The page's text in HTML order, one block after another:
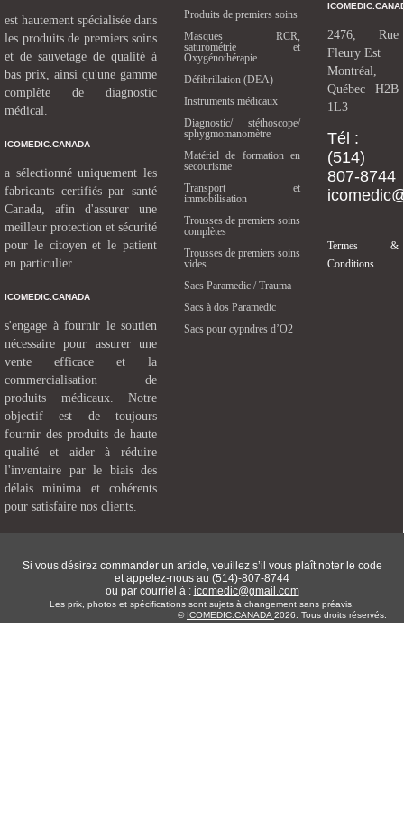
est hautement spécialisée dans
les produits de premiers soins
et de sauvetage de qualité à
bas prix, ainsi qu'une gamme
complète de diagnostic
médical.
ICOMEDIC.CANADA
a sélectionné uniquement les
fabricants certifiés par santé
Canada, afin d'assurer une
meilleur protection et sécurité
pour le citoyen et le patient
en particulier.
ICOMEDIC.CANADA
s'engage à fournir le soutien
nécessaire pour assurer une
vente efficace et la
commercialisation de
produits médicaux. Notre
objectif est de toujours
fournir des produits de haute
qualité et aider à réduire
l'inventaire par le biais des
délais minima et cohérents
pour satisfaire nos clients.
Produits de premiers soins
Masques RCR,
saturométrie et
Oxygénothérapie
Défibrillation (DEA)
Instruments médicaux
Diagnostic/ stéthoscope/
sphygmomanomètre
Matériel de formation en
secourisme
Transport et
immobilisation
Trousses de premiers soins
complètes
Trousses de premiers soins
vides
Sacs Paramedic / Trauma
Sacs à dos Paramedic
Sacs pour cypndres d’O2
2476, Rue
Fleury Est
Montréal,
Québec H2B
1L3
Tél :
(514)
807-8744
Termes &
Conditions
Si vous désirez commander un article, veuillez s’il vous plaît noter le code
et appelez-nous au (514)-807-8744
ou par courriel à : icomedic@gmail.com
Les prix, photos et spécifications sont sujets à changement sans préavis.
© ICOMEDIC.CANADA 2026. Tous droits réservés.